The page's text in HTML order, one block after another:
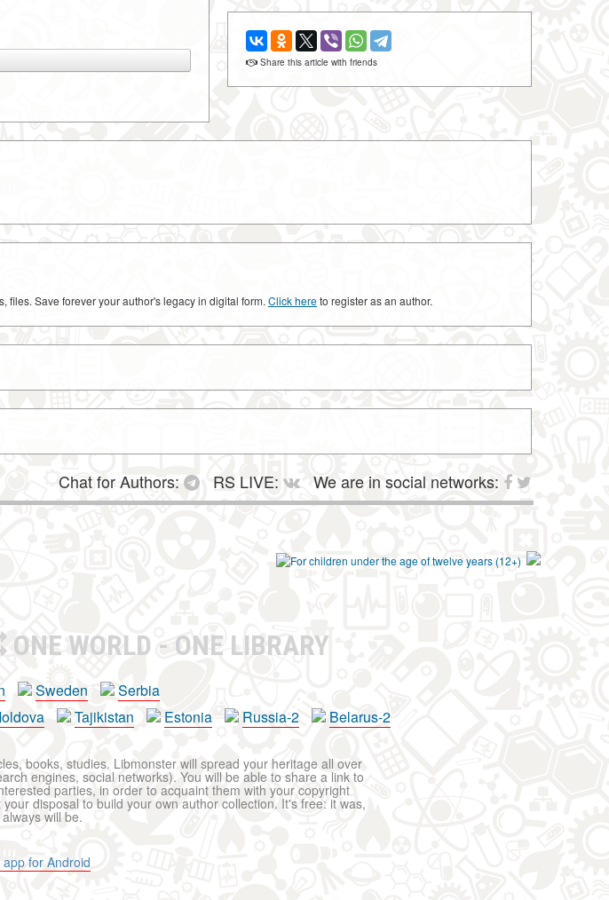
Share this article with friends
files. Save forever your author's legacy in digital form. Click hereto register as an author.
Chat for Authors: RS LIVE:
We are in social networks:
ONE WORLD - ONE LIBRARY
Sweden
Serbia
Tajikistan Estonia Russia-2 Belarus-2
books, studies. Libmonster will spread your heritage all over
engines, social networks). You will be able to share a link to
parties, in order to acquaint them with your copyright
disposal to build your own author collection. It's free: it was,
will be.
for Android